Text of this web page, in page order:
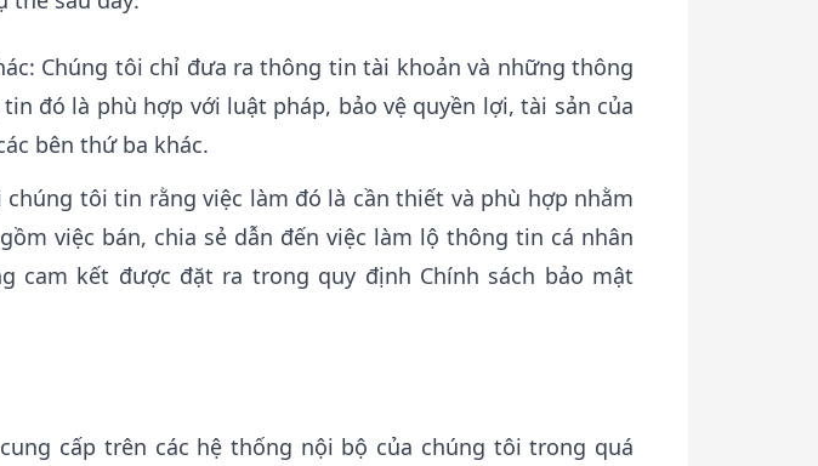
Chúng tôi chỉ đưa ra thông tin tài khoản và những thông
đó là phù hợp với luật pháp, bảo vệ quyền lợi, tài sản của
bên thứ ba khác.
tôi tin rằng việc làm đó là cần thiết và phù hợp nhằm
việc bán, chia sẻ dẫn đến việc làm lộ thông tin cá nhân
cam kết được đặt ra trong quy định Chính sách bảo mật
cấp trên các hệ thống nội bộ của chúng tôi trong quá